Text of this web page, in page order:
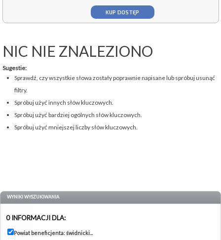
KUP DOSTĘP
NIC NIE ZNALEZIONO
Sugestie:
Sprawdź, czy wszystkie słowa zostały poprawnie napisane lub spróbuj usunąć
filtry.
Spróbuj użyć innych słów kluczowych.
Spróbuj użyć bardziej ogólnych słów kluczowych.
Spróbuj użyć mniejszej liczby słów kluczowych.
WYNIKI WYSZUKIWANIA
0 INFORMACJI DLA:
Powiat beneficjenta: świdnicki...